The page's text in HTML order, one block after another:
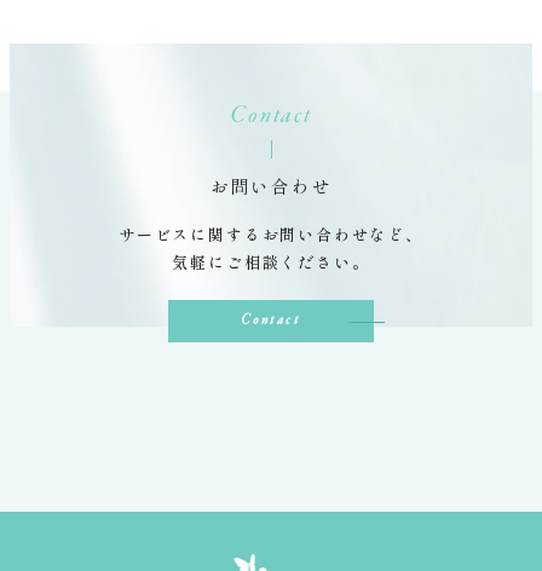
Contact
お問い合わせ
サービスに関するお問い合わせなど、
気軽にご相談ください。
Contact